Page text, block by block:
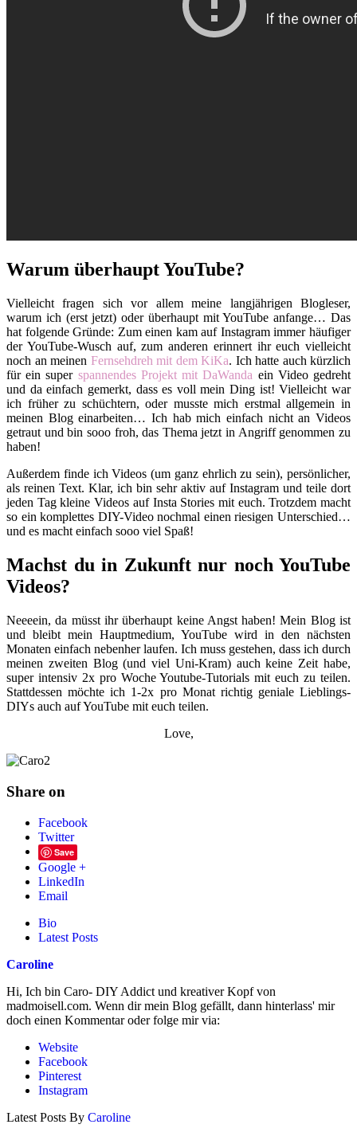
Warum überhaupt YouTube?
Vielleicht fragen sich vor allem meine langjährigen Blogleser,
warum ich (erst jetzt) oder überhaupt mit YouTube anfange… Das
hat folgende Gründe: Zum einen kam auf Instagram immer häufiger
der YouTube-Wusch auf, zum anderen erinnert ihr euch vielleicht
noch an meinen Fernsehdreh mit dem KiKa. Ich hatte auch kürzlich
für ein super spannendes Projekt mit DaWanda ein Video gedreht
und da einfach gemerkt, dass es voll mein Ding ist! Vielleicht war
ich früher zu schüchtern, oder musste mich erstmal allgemein in
meinen Blog einarbeiten… Ich hab mich einfach nicht an Videos
getraut und bin sooo froh, das Thema jetzt in Angriff genommen zu
haben!
Außerdem finde ich Videos (um ganz ehrlich zu sein), persönlicher,
als reinen Text. Klar, ich bin sehr aktiv auf Instagram und teile dort
jeden Tag kleine Videos auf Insta Stories mit euch. Trotzdem macht
so ein komplettes DIY-Video nochmal einen riesigen Unterschied…
und es macht einfach sooo viel Spaß!
Machst du in Zukunft nur noch YouTube
Videos?
Neeeein, da müsst ihr überhaupt keine Angst haben! Mein Blog ist
und bleibt mein Hauptmedium, YouTube wird in den nächsten
Monaten einfach nebenher laufen. Ich muss gestehen, dass ich durch
meinen zweiten Blog (und viel Uni-Kram) auch keine Zeit habe,
super intensiv 2x pro Woche Youtube-Tutorials mit euch zu teilen.
Stattdessen möchte ich 1-2x pro Monat richtig geniale Lieblings-
DIYs auch auf YouTube mit euch teilen.
Love,
Share on
Facebook
Twitter
Save
Google +
LinkedIn
Email
Bio
Latest Posts
Caroline
Hi, Ich bin Caro- DIY Addict und kreativer Kopf von
madmoisell.com. Wenn dir mein Blog gefällt, dann hinterlass' mir
doch einen Kommentar oder folge mir via:
Website
Facebook
Pinterest
Instagram
Latest Posts By Caroline